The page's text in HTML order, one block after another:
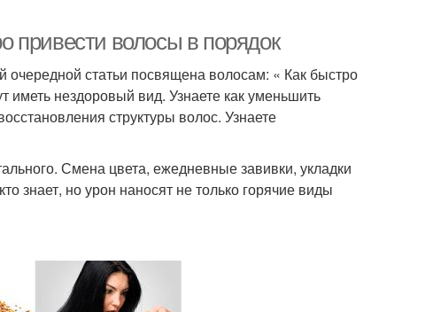
привести волосы в порядок
очередной статьи посвящена волосам: « Как быстро
иметь нездоровый вид. Узнаете как уменьшить
структуры волос. Узнаете
Смена цвета, ежедневные завивки, укладки
знает, но урон наносят не только горячие виды